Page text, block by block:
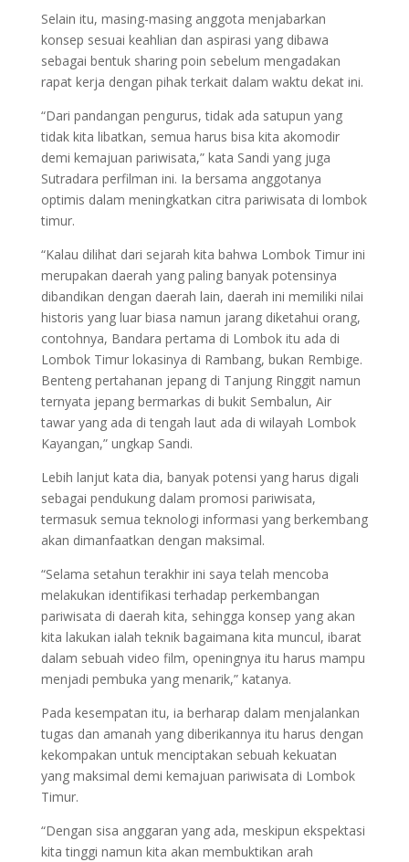
Selain itu, masing-masing anggota menjabarkan
konsep sesuai keahlian dan aspirasi yang dibawa
sebagai bentuk sharing poin sebelum mengadakan
rapat kerja dengan pihak terkait dalam waktu dekat ini.
“Dari pandangan pengurus, tidak ada satupun yang
tidak kita libatkan, semua harus bisa kita akomodir
demi kemajuan pariwisata,” kata Sandi yang juga
Sutradara perfilman ini. Ia bersama anggotanya
optimis dalam meningkatkan citra pariwisata di lombok
timur.
“Kalau dilihat dari sejarah kita bahwa Lombok Timur ini
merupakan daerah yang paling banyak potensinya
dibandikan dengan daerah lain, daerah ini memiliki nilai
historis yang luar biasa namun jarang diketahui orang,
contohnya, Bandara pertama di Lombok itu ada di
Lombok Timur lokasinya di Rambang, bukan Rembige.
Benteng pertahanan jepang di Tanjung Ringgit namun
ternyata jepang bermarkas di bukit Sembalun, Air
tawar yang ada di tengah laut ada di wilayah Lombok
Kayangan,” ungkap Sandi.
Lebih lanjut kata dia, banyak potensi yang harus digali
sebagai pendukung dalam promosi pariwisata,
termasuk semua teknologi informasi yang berkembang
akan dimanfaatkan dengan maksimal.
“Selama setahun terakhir ini saya telah mencoba
melakukan identifikasi terhadap perkembangan
pariwisata di daerah kita, sehingga konsep yang akan
kita lakukan ialah teknik bagaimana kita muncul, ibarat
dalam sebuah video film, openingnya itu harus mampu
menjadi pembuka yang menarik,” katanya.
Pada kesempatan itu, ia berharap dalam menjalankan
tugas dan amanah yang diberikannya itu harus dengan
kekompakan untuk menciptakan sebuah kekuatan
yang maksimal demi kemajuan pariwisata di Lombok
Timur.
“Dengan sisa anggaran yang ada, meskipun ekspektasi
kita tinggi namun kita akan membuktikan arah